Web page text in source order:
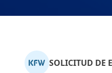
SOLICITUD DE